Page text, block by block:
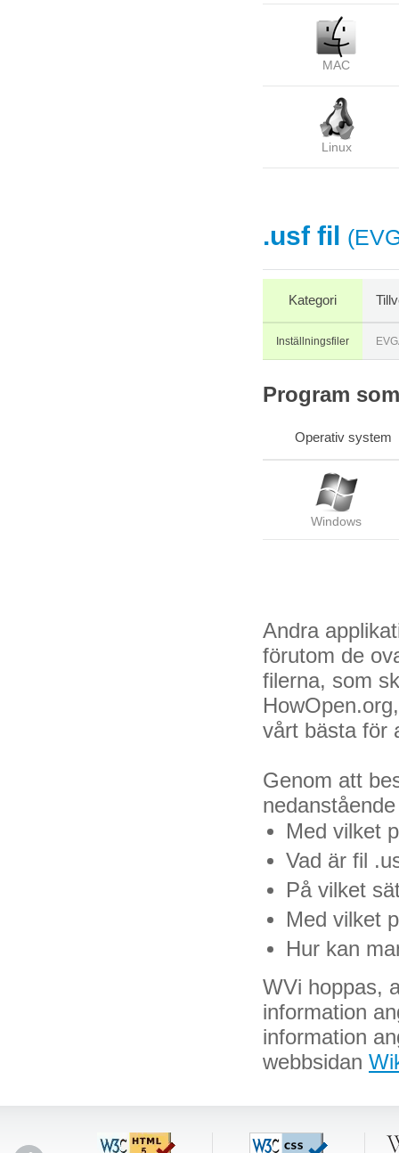
MAC
Linux
.usf fil
Kategori
Inställningsfiler
Program
Operativ system
Windows
Andra
förutom de
filerna, som
vårt bästa för
Genom att
Med vilket
Vad är fil
På vilket
Med vilket
Hur kan
WVi hoppas,
information
information
webbsidan